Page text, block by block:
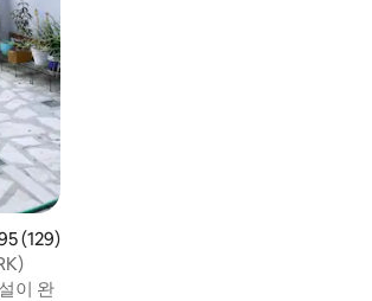
4.95점(5점 만점), 후기 129개
(129)
이 완